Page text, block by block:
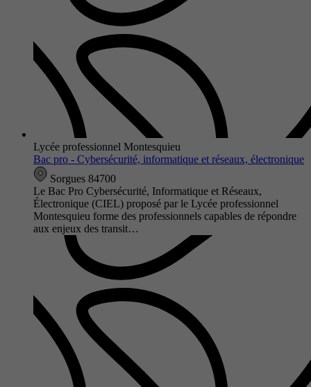
Lycée professionnel Montesquieu
Bac pro - Cybersécurité, informatique et réseaux, électronique
Sorgues 84700
Le Bac Pro Cybersécurité, Informatique et Réseaux,
Électronique (CIEL) proposé par le Lycée professionnel
Montesquieu forme des professionnels capables de répondre
aux enjeux des transit…